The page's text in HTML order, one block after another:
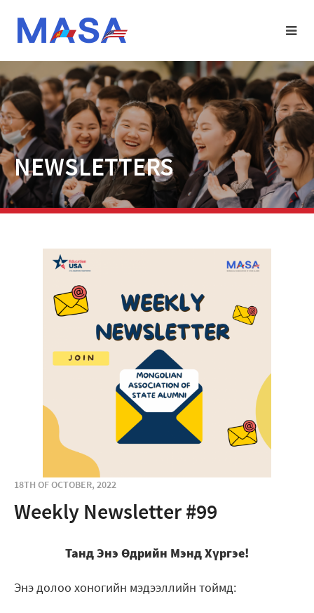
NEWSLETTERS
18TH OF OCTOBER, 2022
Weekly Newsletter #99
Танд Энэ Өдрийн Мэнд Хүргэе!
Энэ долоо хоногийн мэдээллийн тоймд: